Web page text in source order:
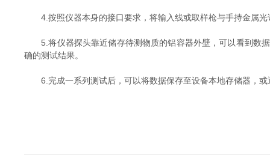
4.按照仪器本身的接口要求，将输入线或取样枪与手持金属光
5.将仪器探头靠近储存待测物质的铝容器外壁，可以看到数据
确的测试结果。
6.完成一系列测试后，可以将数据保存至设备本地存储器，或